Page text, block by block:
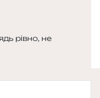
рівно, не